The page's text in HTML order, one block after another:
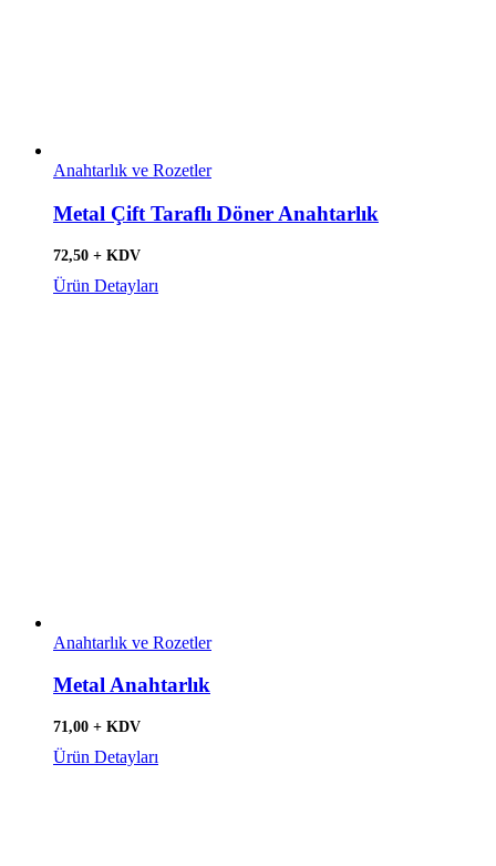
Anahtarlık ve Rozetler
Metal Çift Taraflı Döner Anahtarlık
72,50 + KDV
Ürün Detayları
Anahtarlık ve Rozetler
Metal Anahtarlık
71,00 + KDV
Ürün Detayları